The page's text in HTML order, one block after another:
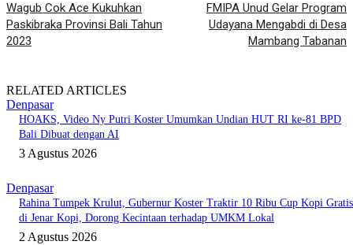
Wagub Cok Ace Kukuhkan
Paskibraka Provinsi Bali Tahun
2023
FMIPA Unud Gelar Program
Udayana Mengabdi di Desa
Mambang Tabanan
RELATED ARTICLES
Denpasar
HOAKS, Video Ny Putri Koster Umumkan Undian HUT RI ke-81 BPD
Bali Dibuat dengan AI
3 Agustus 2026
Denpasar
Rahina Tumpek Krulut, Gubernur Koster Traktir 10 Ribu Cup Kopi Gratis
di Jenar Kopi, Dorong Kecintaan terhadap UMKM Lokal
2 Agustus 2026